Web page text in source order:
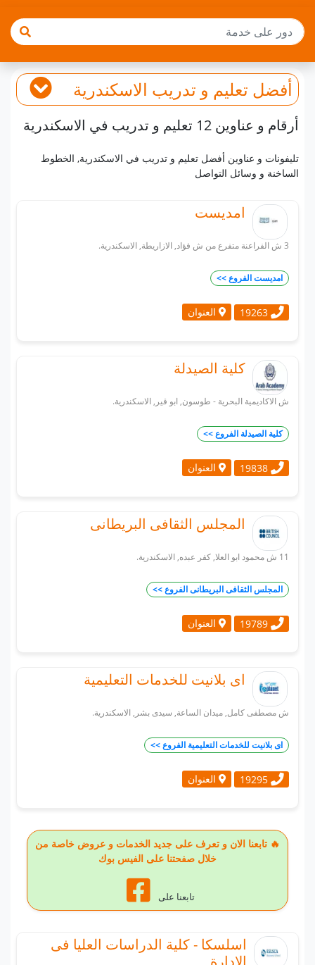
أفضل تعليم و تدريب الاسكندرية
أرقام و عناوين 12 تعليم و تدريب في الاسكندرية
تليفونات و عناوين أفضل تعليم و تدريب في الاسكندرية, الخطوط
الساخنة و وسائل التواصل
امديست
3 ش الفراعنة متفرع من ش فؤاد, الازاريطة, الاسكندرية.
امديست الفروع >>
19263 العنوان
كلية الصيدلة
ش الاكاديمية البحرية - طوسون, ابو قير, الاسكندرية.
كلية الصيدلة الفروع >>
19838 العنوان
المجلس الثقافى البريطانى
11 ش محمود ابو العلا, كفر عبده, الاسكندرية.
المجلس الثقافى البريطانى الفروع >>
19789 العنوان
اى بلانيت للخدمات التعليمية
ش مصطفى كامل, ميدان الساعة, سيدى بشر, الاسكندرية.
اى بلانيت للخدمات التعليمية الفروع >>
19295 العنوان
🔥 تابعنا الان و تعرف على جديد الخدمات و عروض خاصة من
خلال صفحتنا على الفيس بوك
تابعنا على
اسلسكا - كلية الدراسات العليا فى
الادارة